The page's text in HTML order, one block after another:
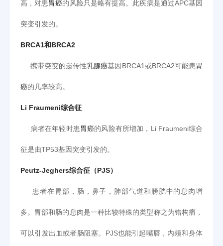
高，对患胃癌的风险只是略有提高。此疾病是通过APC基因
突变引发的。
BRCA1和BRCA2
携带突变的遗传性乳腺癌基因BRCA1或BRCA2可能患胃
癌的几率较高。
Li Fraumeni综合征
病者在年轻时患胃癌的风险有所增加，Li Fraumeni综合
征是由TP53基因突变引发的。
Peutz-Jeghers综合征（PJS）
患者在胃部，肠，鼻子，肺部气道和膀胱中的息肉增
多。胃部和肠的息肉是一种比较特殊的类型称之为错构瘤，
可以引发出血或者肠阻塞。PJS也能引起嘴唇，内颊和身体